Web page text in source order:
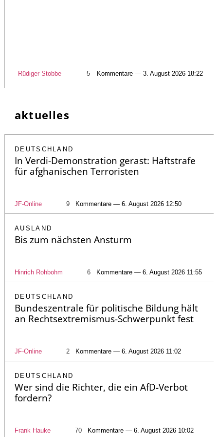
Rüdiger Stobbe 5 Kommentare — 3. August 2026 18:22
aktuelles
DEUTSCHLAND
In Verdi-Demonstration gerast: Haftstrafe
für afghanischen Terroristen
JF-Online 9 Kommentare — 6. August 2026 12:50
AUSLAND
Bis zum nächsten Ansturm
Hinrich Rohbohm 6 Kommentare — 6. August 2026 11:55
DEUTSCHLAND
Bundeszentrale für politische Bildung hält
an Rechtsextremismus-Schwerpunkt fest
JF-Online 2 Kommentare — 6. August 2026 11:02
DEUTSCHLAND
Wer sind die Richter, die ein AfD-Verbot
fordern?
Frank Hauke 70 Kommentare — 6. August 2026 10:02